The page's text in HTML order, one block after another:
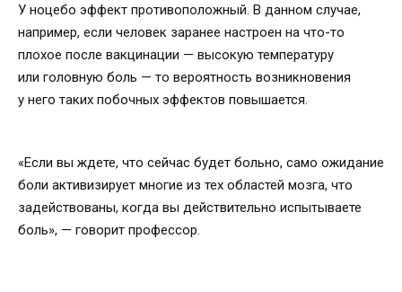
У ноцебо эффект противоположный. В данном случае,
например, если человек заранее настроен на что-то
плохое после вакцинации — высокую температуру
или головную боль — то вероятность возникновения
у него таких побочных эффектов повышается.
«Если вы ждете, что сейчас будет больно, само ожидание
боли активизирует многие из тех областей мозга, что
задействованы, когда вы действительно испытываете
боль», — говорит профессор.